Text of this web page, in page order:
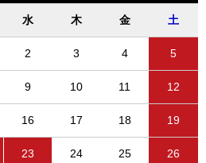
水 木 金 土
2 3 4 5
9 10 11 12
16 17 18 19
23 24 25 26